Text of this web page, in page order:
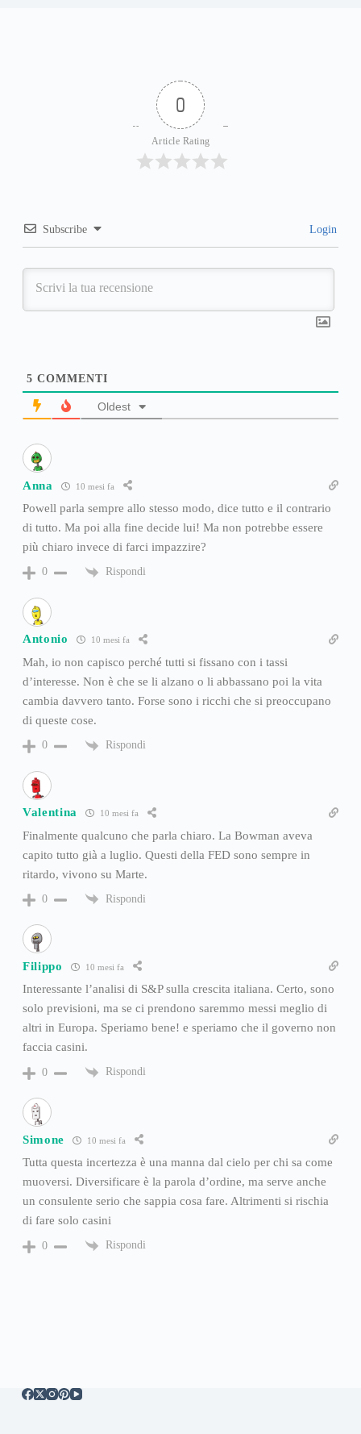
0
Article Rating
Subscribe Login
5 COMMENTI
Oldest
Anna 10 mesi fa
Powell parla sempre allo stesso modo, dice tutto e il contrario
di tutto. Ma poi alla fine decide lui! Ma non potrebbe essere
più chiaro invece di farci impazzire?
0 Rispondi
Antonio 10 mesi fa
Mah, io non capisco perché tutti si fissano con i tassi
d’interesse. Non è che se li alzano o li abbassano poi la vita
cambia davvero tanto. Forse sono i ricchi che si preoccupano
di queste cose.
0 Rispondi
Valentina 10 mesi fa
Finalmente qualcuno che parla chiaro. La Bowman aveva
capito tutto già a luglio. Questi della FED sono sempre in
ritardo, vivono su Marte.
0 Rispondi
Filippo 10 mesi fa
Interessante l’analisi di S&P sulla crescita italiana. Certo, sono
solo previsioni, ma se ci prendono saremmo messi meglio di
altri in Europa. Speriamo bene! e speriamo che il governo non
faccia casini.
0 Rispondi
Simone 10 mesi fa
Tutta questa incertezza è una manna dal cielo per chi sa come
muoversi. Diversificare è la parola d’ordine, ma serve anche
un consulente serio che sappia cosa fare. Altrimenti si rischia
di fare solo casini
0 Rispondi